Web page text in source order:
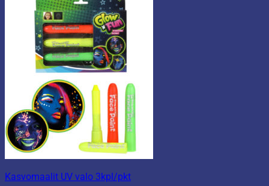
Kasvomaalit UV valo 3kpl/pkt